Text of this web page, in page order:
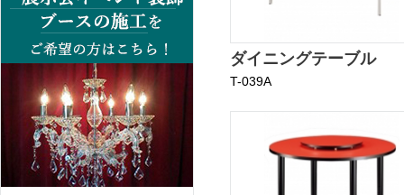
ダイニングテーブル
T-039A